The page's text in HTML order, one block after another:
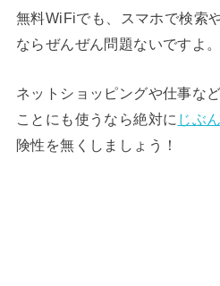
無料WiFiでも、スマホで検索
ならぜんぜん問題ないですよ。
ネットショッピングや仕事な
ことにも使うなら絶対に じぶ
険性を無くしましょう！